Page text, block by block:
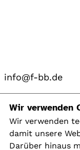
info@f-bb.de
Kontakt
Wir verwenden
Wir verwenden
damit unsere
Darüber hinaus